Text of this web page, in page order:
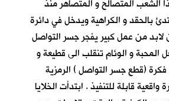
الشعب المتصالح و المتصاهر منذ
بالحقد و الكراهية ويدخل في دائرة
لابد من عمل كبير يفجر جسر التواصل
المحبة و الوئام تنقلب الى قطيعة و
(قطع جسر التواصل ) الرمزية
قابلة للتنفيذ . ابتدأت الخلايا